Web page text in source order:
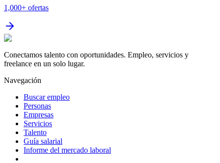
1,000+ ofertas
Conectamos talento con oportunidades. Empleo, servicios y
freelance en un solo lugar.
Navegación
Buscar empleo
Personas
Empresas
Servicios
Talento
Guía salarial
Informe del mercado laboral